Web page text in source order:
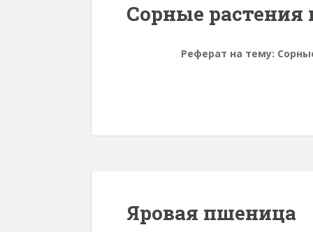
Сорные
Реферат на тему:
Яровая пшеница